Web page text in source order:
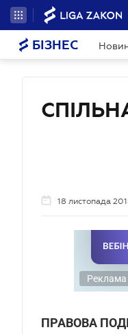
БІЗНЕС
18 листопада
Реклама
ПРАВОВА